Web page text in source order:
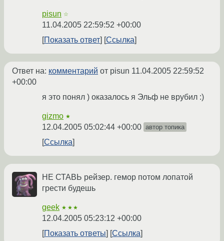
pisun ☆
11.04.2005 22:59:52 +00:00
Показать ответ
Ссылка
Ответ на: комментарий от pisun 11.04.2005 22:59:52
+00:00
я это понял ) оказалось я Эльф не врубил :)
gizmo ★
12.04.2005 05:02:44 +00:00 автор топика
Ссылка
НЕ СТАВЬ рейзер. гемор потом лопатой
грести будешь
geek ★★★
12.04.2005 05:23:12 +00:00
Показать ответы
Ссылка